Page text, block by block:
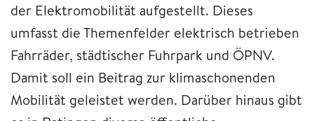
der Elektromobilität aufgestellt. Dieses
umfasst die Themenfelder elektrisch betrieben
Fahrräder, städtischer Fuhrpark und ÖPNV.
Damit soll ein Beitrag zur klimaschonenden
Mobilität geleistet werden. Darüber hinaus gibt